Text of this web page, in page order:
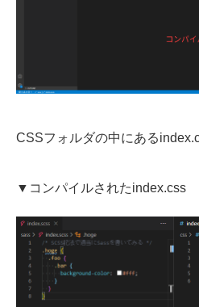
CSSフォルダの中にある
▼コンパイルされたindex.css